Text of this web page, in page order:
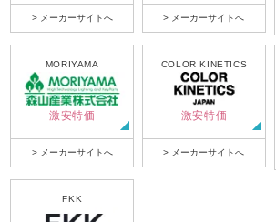
> メーカーサイトへ > メーカーサイトへ
MORIYAMA
激安特価
> メーカーサイトへ
COLOR KINETICS
激安特価
> メーカーサイトへ
FKK